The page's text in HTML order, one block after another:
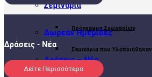
Σεμινάρια
Πρόγραμμα Σεμιναρίων
Σεμινάρια που Υλοποιήθηκαν
Δωρεάν Ημερίδες
Δράσεις – Νέα
Δράσεις - Νέα
Δείτε Περισσότερα